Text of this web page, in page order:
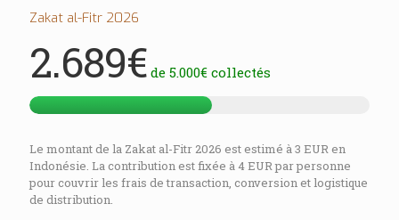
Zakat al-Fitr 2026
2.689€ de 5.000€ collectés
Le montant de la Zakat al-Fitr 2026 est estimé à 3 EUR en
Indonésie. La contribution est fixée à 4 EUR par personne
pour couvrir les frais de transaction, conversion et logistique
de distribution.